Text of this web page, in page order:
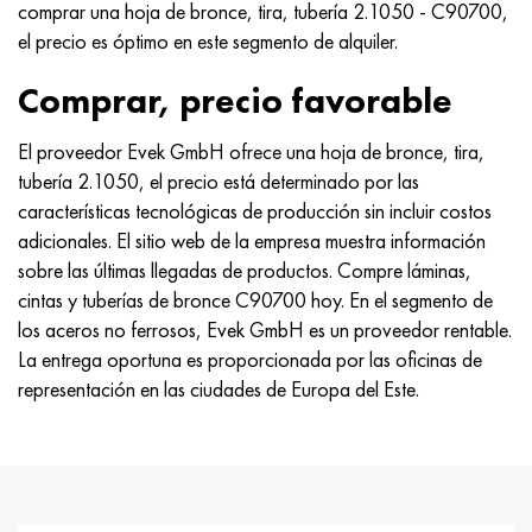
comprar una hoja de bronce, tira, tubería 2.1050 - C90700,
el precio es óptimo en este segmento de alquiler.
Comprar, precio favorable
El proveedor Evek GmbH ofrece una hoja de bronce, tira,
tubería 2.1050, el precio está determinado por las
características tecnológicas de producción sin incluir costos
adicionales. El sitio web de la empresa muestra información
sobre las últimas llegadas de productos. Compre láminas,
cintas y tuberías de bronce C90700 hoy. En el segmento de
los aceros no ferrosos, Evek GmbH es un proveedor rentable.
La entrega oportuna es proporcionada por las oficinas de
representación en las ciudades de Europa del Este.